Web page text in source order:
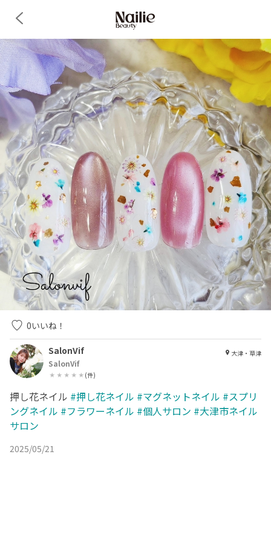
0いいね！
SalonVif
SalonVif
(件)
大津・草津
押し花ネイル #押し花ネイル #マグネットネイル #スプリ
ングネイル #フラワーネイル #個人サロン #大津市ネイル
サロン
2025/05/21